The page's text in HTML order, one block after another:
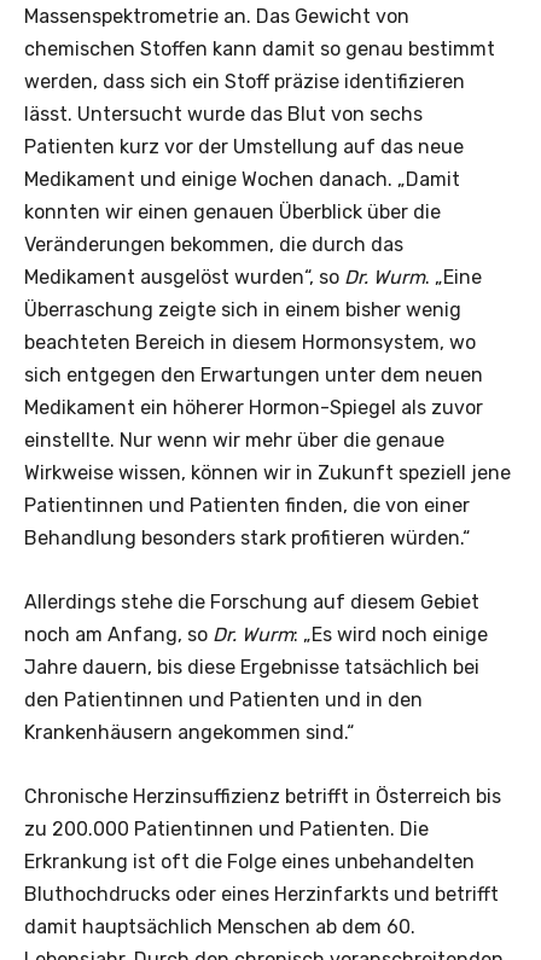
Massenspektrometrie an. Das Gewicht von
chemischen Stoffen kann damit so genau bestimmt
werden, dass sich ein Stoff präzise identifizieren
lässt. Untersucht wurde das Blut von sechs
Patienten kurz vor der Umstellung auf das neue
Medikament und einige Wochen danach. „Damit
konnten wir einen genauen Überblick über die
Veränderungen bekommen, die durch das
Medikament ausgelöst wurden“, so Dr. Wurm. „Eine
Überraschung zeigte sich in einem bisher wenig
beachteten Bereich in diesem Hormonsystem, wo
sich entgegen den Erwartungen unter dem neuen
Medikament ein höherer Hormon-Spiegel als zuvor
einstellte. Nur wenn wir mehr über die genaue
Wirkweise wissen, können wir in Zukunft speziell jene
Patientinnen und Patienten finden, die von einer
Behandlung besonders stark profitieren würden.“
Allerdings stehe die Forschung auf diesem Gebiet
noch am Anfang, so Dr. Wurm: „Es wird noch einige
Jahre dauern, bis diese Ergebnisse tatsächlich bei
den Patientinnen und Patienten und in den
Krankenhäusern angekommen sind.“
Chronische Herzinsuffizienz betrifft in Österreich bis
zu 200.000 Patientinnen und Patienten. Die
Erkrankung ist oft die Folge eines unbehandelten
Bluthochdrucks oder eines Herzinfarkts und betrifft
damit hauptsächlich Menschen ab dem 60.